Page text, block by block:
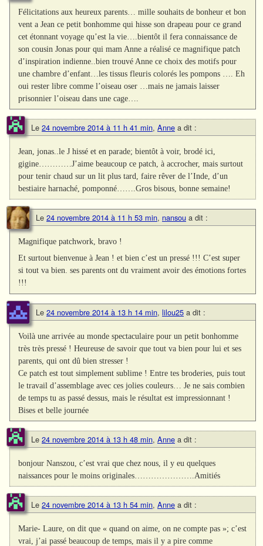
Félicitations aux heureux parents… mille souhaits de bonheur et bon
vent a Jean ce petit bonhomme qui hisse son drapeau pour ce grand
cet étonnant voyage qu’est la vie….bientôt il fera connaissance de
son cousin Jonas pour qui mam Anne a réalisé ce magnifique patch
d’inspiration indienne..bien trouvé Anne ce choix des motifs pour
une chambre d’enfant…les tissus fleuris colorés les pompons …. Eh
oui rester libre comme l’oiseau oser …mais ne jamais laisser
prisonnier l’oiseau dans une cage….
Le 24 novembre 2014 à 11 h 41 min, Anne a dit :
Jean, jonas..le J hissé et en parade; bientôt à voir, brodé ici,
gigine…………J’aime beaucoup ce patch, à accrocher, mais surtout
pour tenir chaud sur un lit plus tard, faire rêver de l’Inde, d’un
bestiaire harnaché, pomponné…….Gros bisous, bonne semaine!
Le 24 novembre 2014 à 11 h 53 min, nansou a dit :
Magnifique patchwork, bravo !
Et surtout bienvenue à Jean ! et bien c’est un pressé !!! C’est super
si tout va bien. ses parents ont du vraiment avoir des émotions fortes
!!!
Le 24 novembre 2014 à 13 h 14 min, lilou25 a dit :
Voilà une arrivée au monde spectaculaire pour un petit bonhomme
très très pressé ! Heureuse de savoir que tout va bien pour lui et ses
parents, qui ont dû bien stresser !
Ce patch est tout simplement sublime ! Entre tes broderies, puis tout
le travail d’assemblage avec ces jolies couleurs… Je ne sais combien
de temps tu as passé dessus, mais le résultat est impressionnant !
Bises et belle journée
Le 24 novembre 2014 à 13 h 48 min, Anne a dit :
bonjour Nanszou, c’est vrai que chez nous, il y eu quelques
naissances pour le moins originales………………….Amitiés
Le 24 novembre 2014 à 13 h 54 min, Anne a dit :
Marie- Laure, on dit que « quand on aime, on ne compte pas »; c’est
vrai, j’ai passé beaucoup de temps, mais il y a pire comme